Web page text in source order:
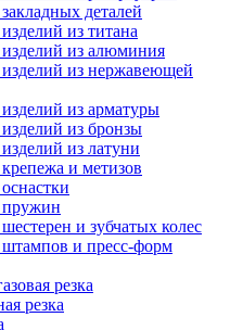
деталей
из титана
из алюминия
из нержавеющей
из арматуры
из бронзы
из латуни
и метизов
пружин
и зубчатых колес
штампов и пресс-форм
резка
резка